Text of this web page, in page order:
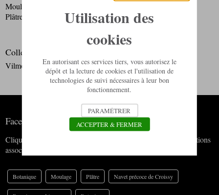
Moulage
Plâtre
Collection
Vilmorin-Andrieux
Facettes
Cliquez sur un terme pour voir toutes les œuvres de nos collections
associées à ce dernier.
Botanique Moulage Plâtre Navet précoce de Croissy
Utilisation des
cookies
En autorisant ces services tiers, vous autorisez le
dépôt et la lecture de cookies et l'utilisation de
technologies de suivi nécessaires à leur bon
fonctionnement.
PARAMÉTRER
ACCEPTER & FERMER